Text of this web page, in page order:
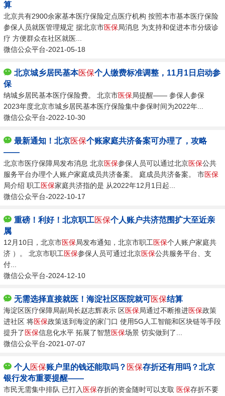
算
北京共有2900余家基本医疗保险定点医疗机构 按照本市基本医疗保险
参保人员就医管理规定 据北京市医保局消息 为支持和促进本市分级诊
疗 方便群众在社区就医...
微信公众平台-2021-05-18
北京城乡居民基本医保个人缴费标准调整，11月1日启动参
保
纳城乡居民基本医疗保险费。 北京市医保局提醒—— 参保人参保
2023年度北京市城乡居民基本医疗保险集中参保时间为2022年...
微信公众平台-2022-10-30
最新通知！北京医保个账家庭共济备案可办理了，攻略
——
北京市医疗保障局发布消息 北京医保参保人员可以通过北京医保公共
服务平台办理个人账户家庭成员共济备案。 庭成员共济备案。 市医保
局介绍 职工医保家庭共济指的是 从2022年12月1日起...
微信公众平台-2022-10-17
重磅！利好！北京职工医保个人账户共济范围扩大至近亲
属
12月10日，北京市医保局发布通知，北京市职工医保个人账户家庭共
济 ）。 北京市职工医保参保人员可通过北京医保公共服务平台、支
付...
微信公众平台-2024-12-10
无需选择直接就医！海淀社区医院就可医保结算
海淀区医疗保障局副局长赵志辉表示 区医保局通过不断推进医保政策
进社区 将医保政策送到海淀的家门口 使用5G人工智能和区块链等手段
提升了 医保信息化水平 拓展了智慧医保场景 切实做到了...
微信公众平台-2021-07-07
个人 医保账户里的钱还能取吗？ 医保存折还有用吗？北京
银行发布重要提醒——
市民无需集中排队 已打入 医保存折的资金随时可以支取 医保存折不要